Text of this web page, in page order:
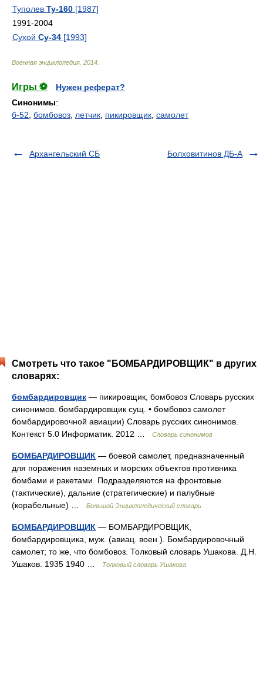
Туполев Ту-160 [1987]
1991-2004
Сухой Су-34 [1993]
Военная энциклопедия 2014
Игры ⚽
Нужен реферат?
Синонимы:
б-52 бомбовоз летчик пикировщик самолет
Архангельский СБ Болховитинов ДБ-А
Смотреть что такое "БОМБАРДИРОВЩИК" в других
словарях:
бомбардировщик — пикировщик, бомбовоз Словарь русских
синонимов. бомбардировщик сущ. • бомбовоз самолет
бомбардировочной авиации) Словарь русских синонимов.
Контекст 5.0 Информатик. 2012 …
Словарь синонимов
БОМБАРДИРОВЩИК — боевой самолет, предназначенный
для поражения наземных и морских объектов противника
бомбами и ракетами. Подразделяются на фронтовые
(тактические), дальние (стратегические) и палубные
(корабельные) …
Большой Энциклопедический словарь
БОМБАРДИРОВЩИК — БОМБАРДИРОВЩИК,
бомбардировщика, муж. (авиац. воен.). Бомбардировочный
самолет; то же, что бомбовоз. Толковый словарь Ушакова. Д.Н.
Ушаков. 1935 1940 …
Толковый словарь Ушакова